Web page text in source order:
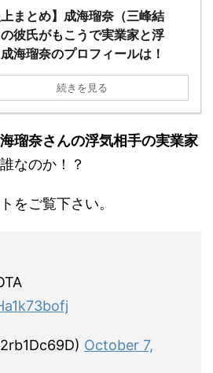
上まとめ】成海瑠奈（三峰結
彼氏がもこうで実業家と浮
海瑠奈のプロフィールは！
続きを見る
瑠奈さんの浮気相手の実業家
なのか！？
をご覧下さい。
October 7,